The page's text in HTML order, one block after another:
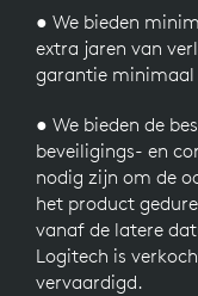
● We bieden
extra jaren van
garantie minimaal
● We bieden de
beveiligings- en
nodig zijn om de
het product
vanaf de latere
Logitech is
vervaardigd.